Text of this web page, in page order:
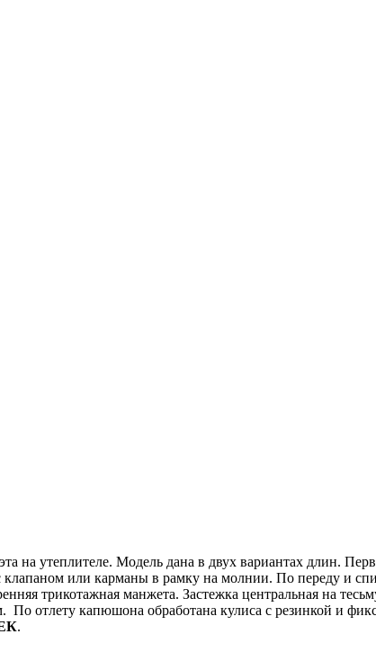
на утеплителе. Модель дана в двух вариантах длин.
или карманы в рамку на молнии. По переду и
трикотажная манжета. Застежка центральная на
отлету капюшона обработана кулиса с резинкой и
.